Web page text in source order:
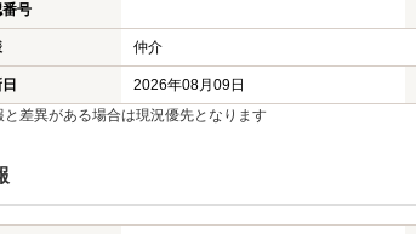
号
仲介
2026年08月09日
差異がある場合は現況優先となります